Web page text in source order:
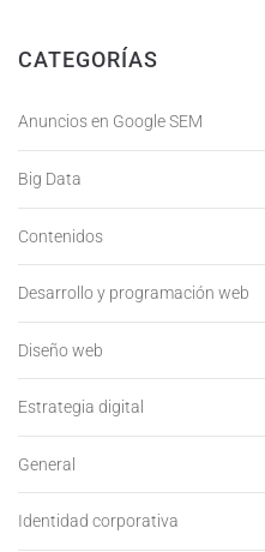
CATEGORÍAS
Anuncios en Google SEM
Big Data
Contenidos
Desarrollo y programación web
Diseño web
Estrategia digital
General
Identidad corporativa